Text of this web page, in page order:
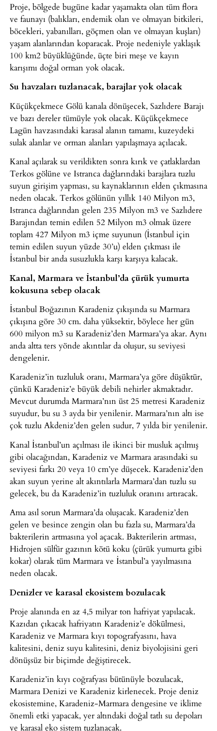
Proje, bölgede bugüne kadar yaşamakta olan tüm flora
ve faunayı (balıkları, endemik olan ve olmayan bitkileri,
böcekleri, yabanılları, göçmen olan ve olmayan kuşları)
yaşam alanlarından koparacak. Proje nedeniyle yaklaşık
100 km2 büyüklüğünde, üçte biri meşe ve kayın
karışımı doğal orman yok olacak.
Su havzaları tuzlanacak, barajlar yok olacak
Küçükçekmece Gölü kanala dönüşecek, Sazlıdere Barajı
ve bazı dereler tümüyle yok olacak. Küçükçekmece
Lagün havzasındaki karasal alanın tamamı, kuzeydeki
sulak alanlar ve orman alanları yapılaşmaya açılacak.
Kanal açılarak su verildikten sonra kırık ve çatlaklardan
Terkos gölüne ve Istranca dağlarındaki barajlara tuzlu
suyun girişim yapması, su kaynaklarının elden çıkmasına
neden olacak. Terkos gölünün yıllık 140 Milyon m3,
Istranca dağlarından gelen 235 Milyon m3 ve Sazlıdere
Barajından temin edilen 52 Milyon m3 olmak üzere
toplam 427 Milyon m3 içme suyunun (İstanbul için
temin edilen suyun yüzde 30’u) elden çıkması ile
İstanbul bir anda susuzlukla karşı karşıya kalacak.
Kanal, Marmara ve İstanbul’da çürük yumurta
kokusuna sebep olacak
İstanbul Boğazının Karadeniz çıkışında su Marmara
çıkışına göre 30 cm. daha yüksektir, böylece her gün
600 milyon m3 su Karadeniz’den Marmara’ya akar. Aynı
anda altta ters yönde akıntılar da oluşur, su seviyesi
dengelenir.
Karadeniz’in tuzluluk oranı, Marmara’ya göre düşüktür,
çünkü Karadeniz’e büyük debili nehirler akmaktadır.
Mevcut durumda Marmara’nın üst 25 metresi Karadeniz
suyudur, bu su 3 ayda bir yenilenir. Marmara’nın altı ise
çok tuzlu Akdeniz’den gelen sudur, 7 yılda bir yenilenir.
Kanal İstanbul’un açılması ile ikinci bir musluk açılmış
gibi olacağından, Karadeniz ve Marmara arasındaki su
seviyesi farkı 20 veya 10 cm’ye düşecek. Karadeniz’den
akan suyun yerine alt akıntılarla Marmara’dan tuzlu su
gelecek, bu da Karadeniz’in tuzluluk oranını artıracak.
Ama asıl sorun Marmara’da oluşacak. Karadeniz’den
gelen ve besince zengin olan bu fazla su, Marmara’da
bakterilerin artmasına yol açacak. Bakterilerin artması,
Hidrojen sülfür gazının kötü koku (çürük yumurta gibi
kokar) olarak tüm Marmara ve İstanbul’a yayılmasına
neden olacak.
Denizler ve karasal ekosistem bozulacak
Proje alanında en az 4,5 milyar ton hafriyat yapılacak.
Kazıdan çıkacak hafriyatın Karadeniz’e dökülmesi,
Karadeniz ve Marmara kıyı topografyasını, hava
kalitesini, deniz suyu kalitesini, deniz biyolojisini geri
dönüşsüz bir biçimde değiştirecek.
Karadeniz’in kıyı coğrafyası bütünüyle bozulacak,
Marmara Denizi ve Karadeniz kirlenecek. Proje deniz
ekosistemine, Karadeniz-Marmara dengesine ve iklime
önemli etki yapacak, yer altındaki doğal tatlı su depoları
ve karasal eko sistem tuzlanacak.